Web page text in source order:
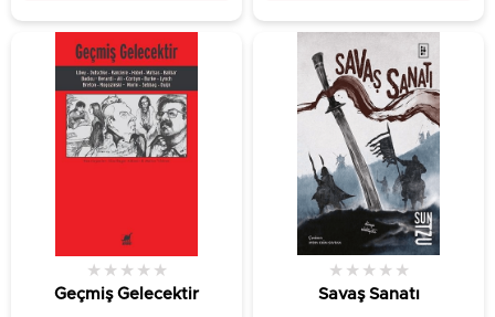
Geçmiş Gelecektir
★ ★ ★ ★ ★
Savaş Sanatı
★ ★ ★ ★ ★